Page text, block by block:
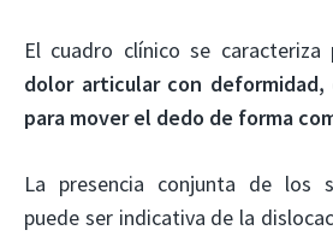
El cuadro clínico se
dolor articular con
para mover el dedo de forma
La presencia conjunta de los
puede ser indicativa de la